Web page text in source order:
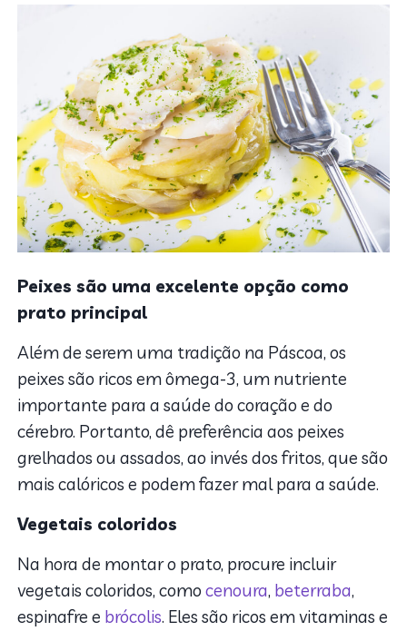
Peixes são uma excelente opção como
prato principal
Além de serem uma tradição na Páscoa, os
peixes são ricos em ômega-3, um nutriente
importante para a saúde do coração e do
cérebro. Portanto, dê preferência aos peixes
grelhados ou assados, ao invés dos fritos, que são
mais calóricos e podem fazer mal para a saúde.
Vegetais coloridos
Na hora de montar o prato, procure incluir
vegetais coloridos, comocenoura, beterraba,
espinafre e brócolis. Eles são ricos em vitaminas e